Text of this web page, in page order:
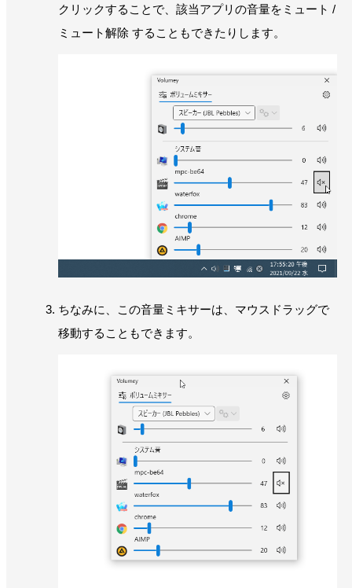
クリックすることで、該当アプリの音量をミュート /
ミュート解除 することもできたりします。
ちなみに、この音量ミキサーは、マウスドラッグで
移動することもできます。